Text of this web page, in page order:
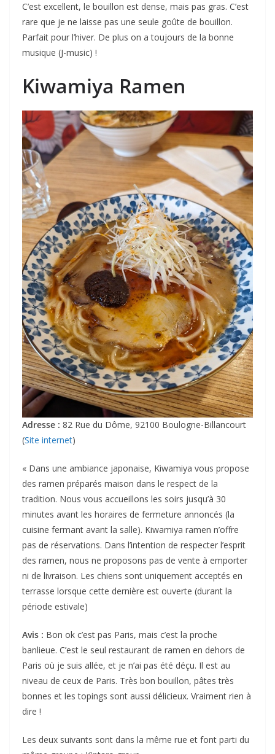
C’est excellent, le bouillon est dense, mais pas gras. C’est
rare que je ne laisse pas une seule goûte de bouillon.
Parfait pour l’hiver. De plus on a toujours de la bonne
musique (J-music) !
Kiwamiya Ramen
Adresse : 82 Rue du Dôme, 92100 Boulogne-Billancourt
(Site internet)
« Dans une ambiance japonaise, Kiwamiya vous propose
des ramen préparés maison dans le respect de la
tradition. Nous vous accueillons les soirs jusqu’à 30
minutes avant les horaires de fermeture annoncés (la
cuisine fermant avant la salle). Kiwamiya ramen n’offre
pas de réservations. Dans l’intention de respecter l’esprit
des ramen, nous ne proposons pas de vente à emporter
ni de livraison. Les chiens sont uniquement acceptés en
terrasse lorsque cette dernière est ouverte (durant la
période estivale)
Avis : Bon ok c’est pas Paris, mais c’est la proche
banlieue. C’est le seul restaurant de ramen en dehors de
Paris où je suis allée, et je n’ai pas été déçu. Il est au
niveau de ceux de Paris. Très bon bouillon, pâtes très
bonnes et les topings sont aussi délicieux. Vraiment rien à
dire !
Les deux suivants sont dans la même rue et font parti du